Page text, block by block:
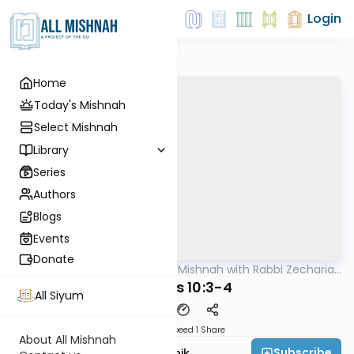
Home
Today's Mishnah
Select Mishnah
Library
Series
Authors
Blogs
Events
Donate
All Siyum
About All Mishnah
Login
Mishna The Quick Mishnah with Rabbi Zecharia
Kesuvos 10:3-4
Speed 1 Share